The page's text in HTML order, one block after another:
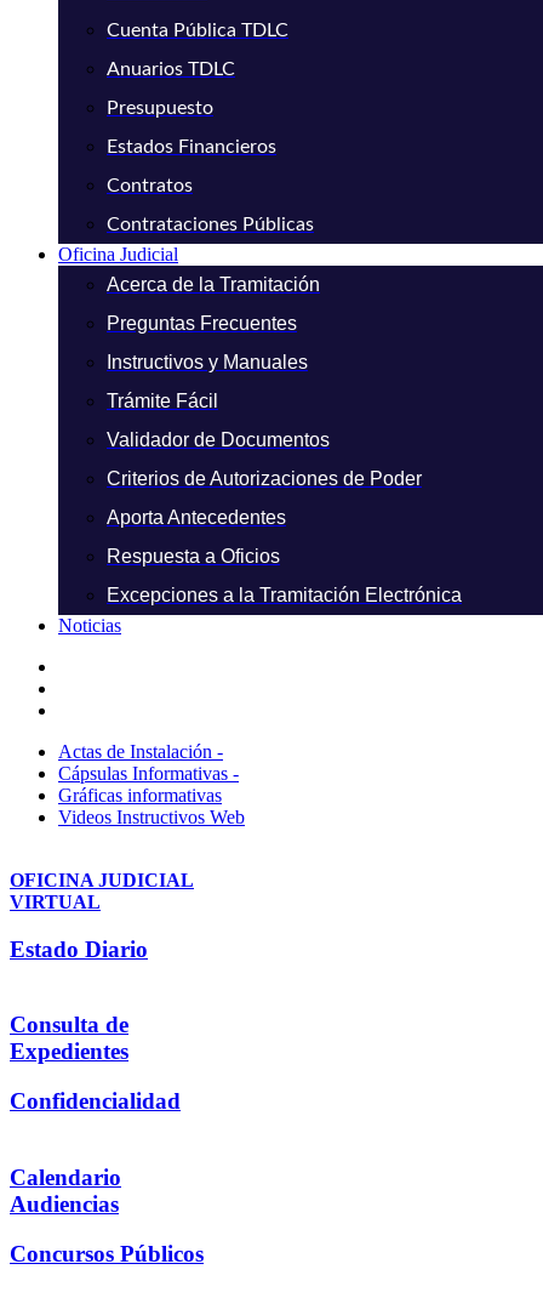
Cuenta Pública TDLC
Anuarios TDLC
Presupuesto
Estados Financieros
Contratos
Contrataciones Públicas
Oficina Judicial
Acerca de la Tramitación
Preguntas Frecuentes
Instructivos y Manuales
Trámite Fácil
Validador de Documentos
Criterios de Autorizaciones de Poder
Aporta Antecedentes
Respuesta a Oficios
Excepciones a la Tramitación Electrónica
Noticias
Actas de Instalación -
Cápsulas Informativas -
Gráficas informativas
Videos Instructivos Web
OFICINA JUDICIAL
VIRTUAL
Estado Diario
Consulta de
Expedientes
Confidencialidad
Calendario
Audiencias
Concursos Públicos